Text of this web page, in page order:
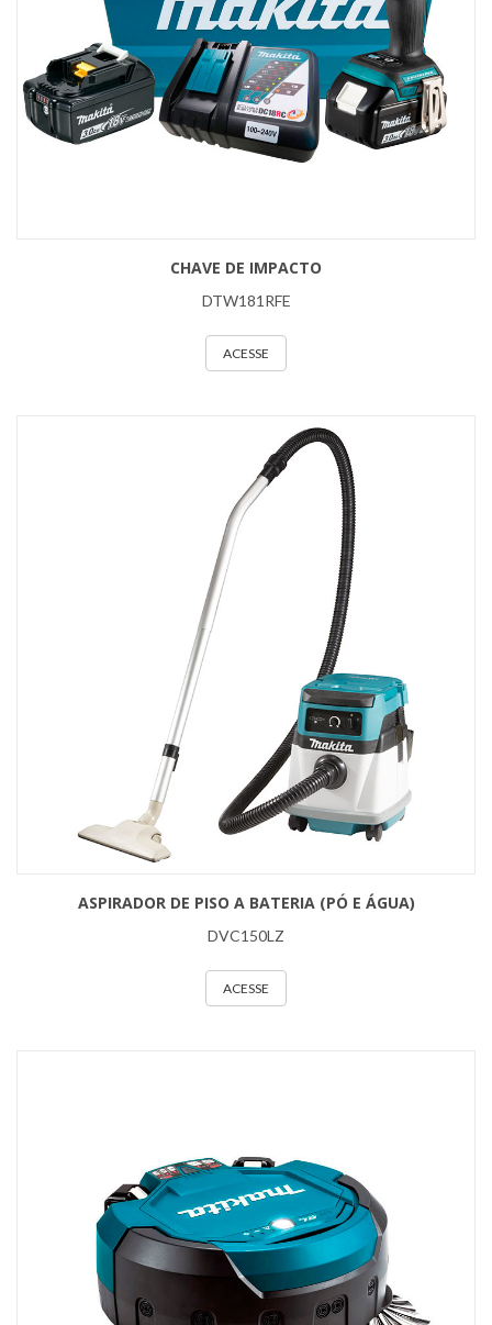
CHAVE DE IMPACTO
DTW181RFE
ACESSE
ASPIRADOR DE PISO A BATERIA (PÓ E ÁGUA)
DVC150LZ
ACESSE